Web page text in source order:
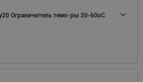
Ограничитель темп-ры 20-60оС